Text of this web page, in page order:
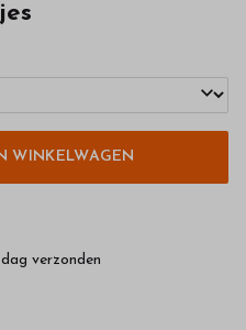
WINKELWAGEN
verzonden